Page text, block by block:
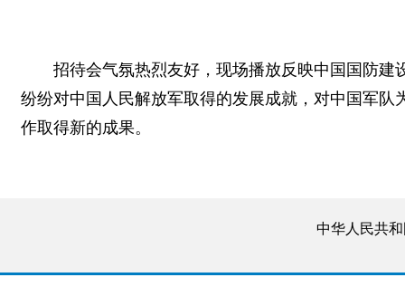
招待会气氛热烈友好，现场播放反映中国国防
纷纷对中国人民解放军取得的发展成就，对中国军
作取得新的成果。
中华人民共